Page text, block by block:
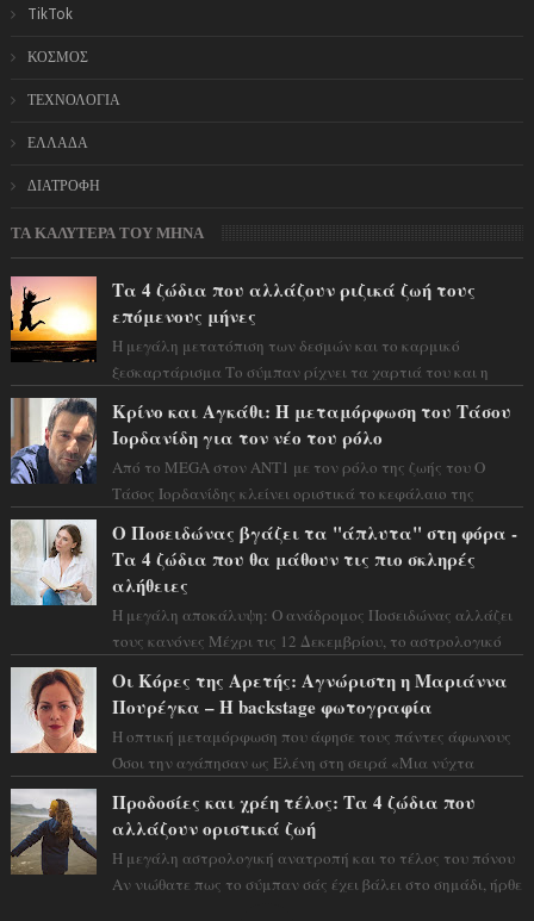
TikTok
ΚΟΣΜΟΣ
ΤΕΧΝΟΛΟΓΙΑ
ΕΛΛΑΔΑ
ΔΙΑΤΡΟΦΗ
ΤΑ ΚΑΛΥΤΕΡΑ ΤΟΥ ΜΗΝΑ
Τα 4 ζώδια που αλλάζουν ριζικά ζωή τους
επόμενους μήνες
Η μεγάλη μετατόπιση των δεσμών και το καρμικό
ξεσκαρτάρισμα Το σύμπαν ρίχνει τα χαρτιά του και η
Κρίνο και Αγκάθι: Η μεταμόρφωση του Τάσου
Ιορδανίδη για τον νέο του ρόλο
Από το MEGA στον ΑΝΤ1 με τον ρόλο της ζωής του Ο
Τάσος Ιορδανίδης κλείνει οριστικά το κεφάλαιο της
Ο Ποσειδώνας βγάζει τα "άπλυτα" στη φόρα -
Τα 4 ζώδια που θα μάθουν τις πιο σκληρές
αλήθειες
Η μεγάλη αποκάλυψη: Ο ανάδρομος Ποσειδώνας αλλάζει
τους κανόνες Μέχρι τις 12 Δεκεμβρίου, το αστρολογικό
Οι Κόρες της Αρετής: Αγνώριστη η Μαριάννα
Πουρέγκα – H backstage φωτογραφία
Η οπτική μεταμόρφωση που άφησε τους πάντες άφωνους
Όσοι την αγάπησαν ως Ελένη στη σειρά «Μια νύχτα
Προδοσίες και χρέη τέλος: Τα 4 ζώδια που
αλλάζουν οριστικά ζωή
Η μεγάλη αστρολογική ανατροπή και το τέλος του πόνου
Αν νιώθατε πως το σύμπαν σάς έχει βάλει στο σημάδι, ήρθε